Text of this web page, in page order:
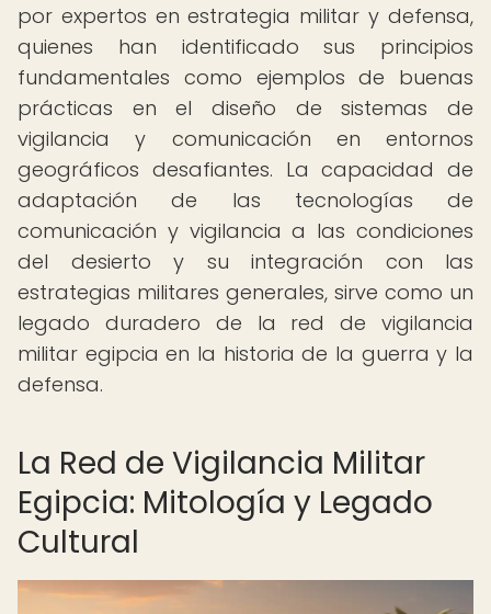
por expertos en estrategia militar y defensa,
quienes han identificado sus principios
fundamentales como ejemplos de buenas
prácticas en el diseño de sistemas de
vigilancia y comunicación en entornos
geográficos desafiantes. La capacidad de
adaptación de las tecnologías de
comunicación y vigilancia a las condiciones
del desierto y su integración con las
estrategias militares generales, sirve como un
legado duradero de la red de vigilancia
militar egipcia en la historia de la guerra y la
defensa.
La Red de Vigilancia Militar
Egipcia: Mitología y Legado
Cultural